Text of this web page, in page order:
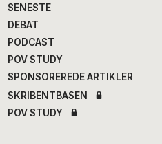
SENESTE
DEBAT
PODCAST
POV STUDY
SPONSOREREDE ARTIKLER
SKRIBENTBASEN
POV STUDY